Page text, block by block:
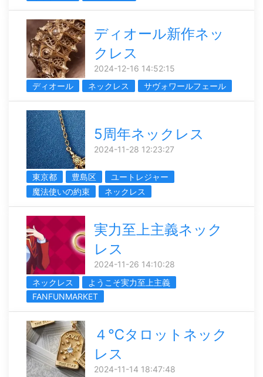
ディオール新作ネッ
クレス
2024-12-16 14:52:15
ディオール
ネックレス サヴォワールフェール
5周年ネックレス
2024-11-28 12:23:27
東京都 豊島区
ユートレジャー
魔法使いの約束
ネックレス
実力至上主義ネック
レス
2024-11-26 14:10:28
ネックレス
ようこそ実力至上主義
FANFUNMARKET
４℃タロットネック
レス
2024-11-14 18:47:48